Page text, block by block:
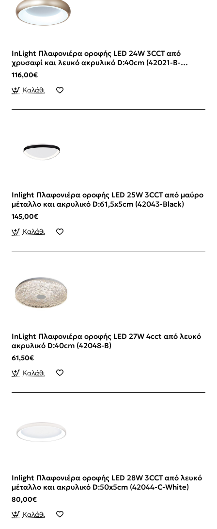
InLight Πλαφονιέρα οροφής LED 24W 3CCT από
χρυσαφί και λευκό ακρυλικό D:40cm (42021-B-
Golden)
116,00€
Καλάθι
Inlight Πλαφονιέρα οροφής LED 25W 3CCT από μαύρο
μέταλλο και ακρυλικό D:61,5x5cm (42043-Black)
145,00€
Καλάθι
InLight Πλαφονιέρα οροφής LED 27W 4cct από λευκό
ακρυλικό D:40cm (42048-B)
61,50€
Καλάθι
Inlight Πλαφονιέρα οροφής LED 28W 3CCT από λευκό
μέταλλο και ακρυλικό D:50x5cm (42044-C-White)
80,00€
Καλάθι